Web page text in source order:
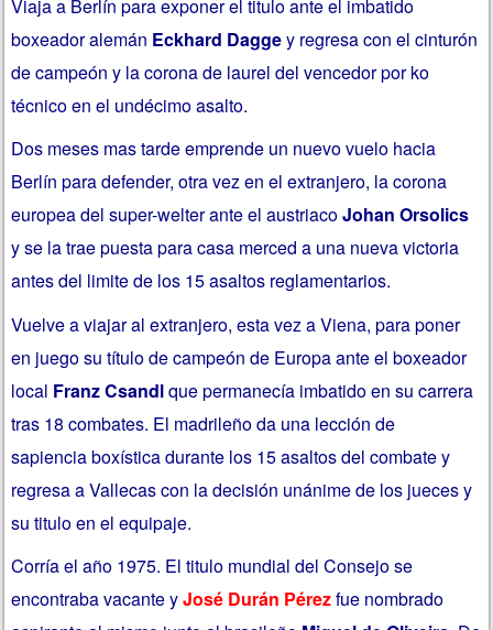
Viaja a Berlín para exponer el titulo ante el imbatido
boxeador alemán Eckhard Daggey regresa con el cinturón
de campeón y la corona de laurel del vencedor por ko
técnico en el undécimo asalto.
Dos meses mas tarde emprende un nuevo vuelo hacia
Berlín para defender, otra vez en el extranjero, la corona
europea del super-welter ante el austriacoJohan Orsolics
y se la trae puesta para casa merced a una nueva victoria
antes del limite de los 15 asaltos reglamentarios.
Vuelve a viajar al extranjero, esta vez a Viena, para poner
en juego su título de campeón de Europa ante el boxeador
local Franz Csandlque permanecía imbatido en su carrera
tras 18 combates. El madrileño da una lección de
sapiencia boxística durante los 15 asaltos del combate y
regresa a Vallecas con la decisión unánime de los jueces y
su titulo en el equipaje.
Corría el año 1975. El titulo mundial del Consejo se
encontraba vacante yJosé Durán Pérezfue nombrado